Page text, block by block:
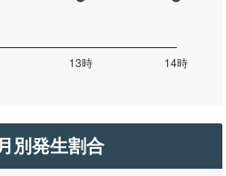
別発生割合